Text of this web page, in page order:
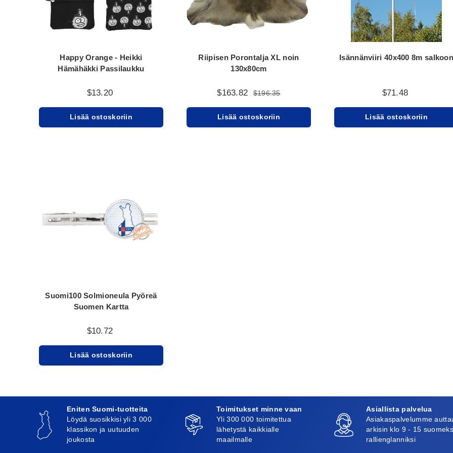
Happy Orange - Heikki
Hämähäkki Passilaukku
$13.20
Lisää ostoskoriin
Riipisen Porontalja XL noin
130x80cm
$163.82 $196.35
Lisää ostoskoriin
Isännänviiri 40x400 8m salkoon
$71.48
Lisää ostoskoriin
Suomi100 Solmioneula Pyöreä
Suomen Kartta
$10.72
Lisää ostoskoriin
Eniten Suomi-tuotteita
Löydä suosikkisi yli 3 000
klassikon ja uutuuden
joukosta
Toimitukset minne vaan
Yli 300 000 toimitettua
lähetystä kaikkialle
maailmalle
Asiallista palvelua
Asiakaspalvelumme
arkisin klo 9 - 15
rallienglanniksi